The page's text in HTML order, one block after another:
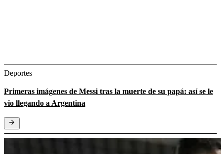
Deportes
Primeras imágenes de Messi tras la muerte de su papá: así se le
vio llegando a Argentina